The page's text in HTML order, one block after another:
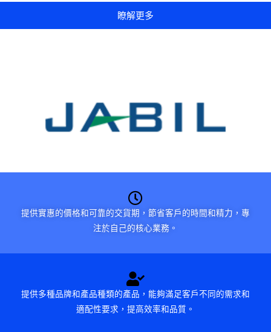
瞭解更多
提供實惠的價格和可靠的交貨期，節省客戶的時間和精力，專
注於自己的核心業務。
提供多種品牌和產品種類的產品，能夠滿足客戶不同的需求和
適配性要求，提高效率和品質。